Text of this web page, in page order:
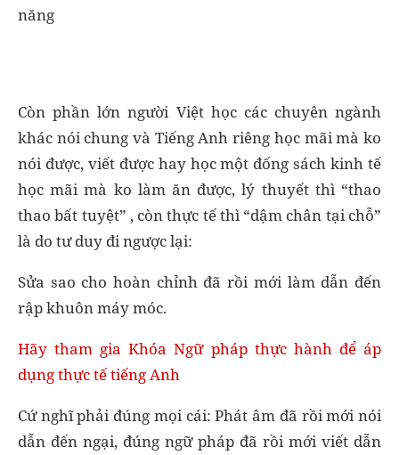
năng
Còn phần lớn người Việt học các chuyên ngành
khác nói chung và Tiếng Anh riêng học mãi mà ko
nói được, viết được hay học một đống sách kinh tế
học mãi mà ko làm ăn được, lý thuyết thì “thao
thao bất tuyệt” , còn thực tế thì “dậm chân tại chỗ”
là do tư duy đi ngược lại:
Sửa sao cho hoàn chỉnh đã rồi mới làm dẫn đến
rập khuôn máy móc.
Hãy tham gia Khóa Ngữ pháp thực hành để áp
dụng thực tế tiếng Anh
Cứ nghĩ phải đúng mọi cái: Phát âm đã rồi mới nói
dẫn đến ngại, đúng ngữ pháp đã rồi mới viết dẫn